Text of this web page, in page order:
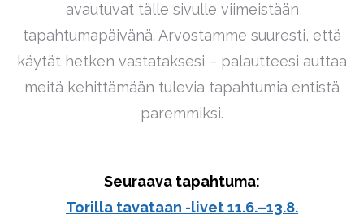
avautuvat tälle sivulle viimeistään
tapahtumapäivänä. Arvostamme suuresti, että
käytät hetken vastataksesi – palautteesi auttaa
meitä kehittämään tulevia tapahtumia entistä
paremmiksi.
Seuraava tapahtuma:
Torilla tavataan -livet 11.6.–13.8.